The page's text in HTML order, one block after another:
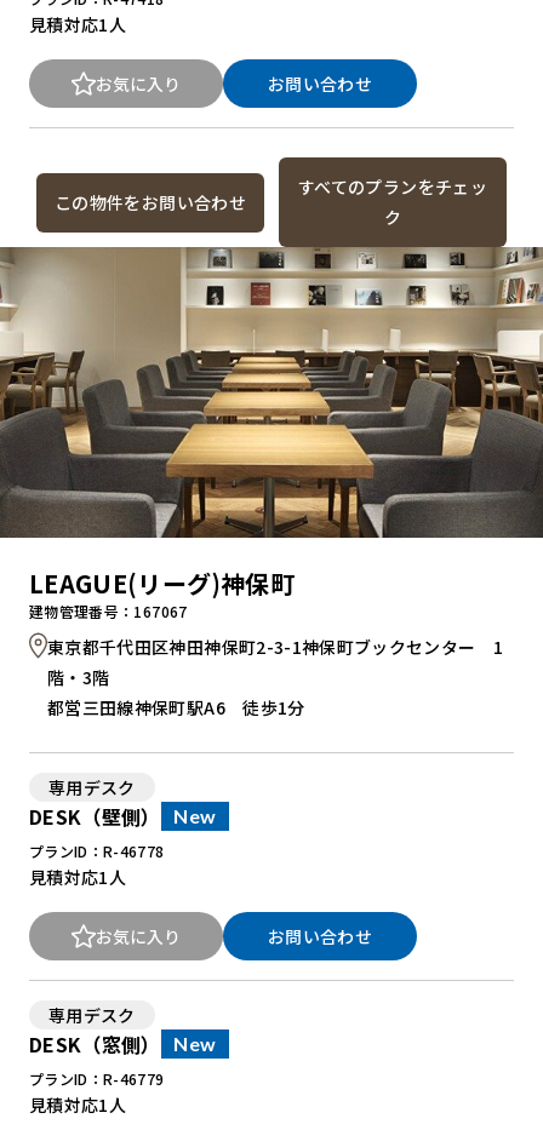
お知らせ
よくある質問
見積対応1人
お気に入り お問い合わせ
この物件をお問い合わせ
すべてのプランをチェッ
ク
LEAGUE(リーグ)神保町
建物管理番号：167067
東京都千代田区神田神保町2-3-1神保町ブックセンター 1
階・3階
都営三田線神保町駅A6 徒歩1分
専用デスク
DESK（壁側） New
プランID：R-46778
見積対応1人
お気に入り お問い合わせ
専用デスク
DESK（窓側） New
プランID：R-46779
見積対応1人